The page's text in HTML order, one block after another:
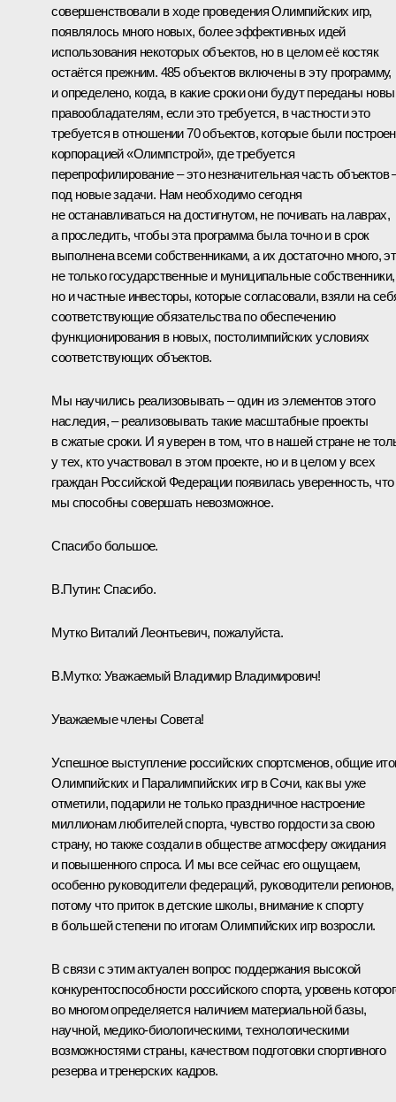
совершенствовали в ходе проведения Олимпийских игр,
появлялось много новых, более эффективных идей
использования некоторых объектов, но в целом её костяк
остаётся прежним. 485 объектов включены в эту программу,
и определено, когда, в какие сроки они будут переданы
правообладателям, если это требуется, в частности это
требуется в отношении 70 объектов, которые были
корпорацией «Олимпстрой», где требуется
перепрофилирование – это незначительная часть объектов
под новые задачи. Нам необходимо сегодня
не останавливаться на достигнутом, не почивать на лаврах,
а проследить, чтобы эта программа была точно и в срок
выполнена всеми собственниками, а их достаточно много,
не только государственные и муниципальные собственники,
но и частные инвесторы, которые согласовали, взяли на
соответствующие обязательства по обеспечению
функционирования в новых, постолимпийских условиях
соответствующих объектов.
Мы научились реализовывать – один из элементов этого
наследия, – реализовывать такие масштабные проекты
в сжатые сроки. И я уверен в том, что в нашей стране не
у тех, кто участвовал в этом проекте, но и в целом у всех
граждан Российской Федерации появилась уверенность, что
мы способны совершать невозможное.
Спасибо большое.
В.Путин: Спасибо.
Мутко Виталий Леонтьевич, пожалуйста.
В.Мутко:Уважаемый Владимир Владимирович!
Уважаемые члены Совета!
Успешное выступление российских спортсменов, общие
Олимпийских и Паралимпийских игр в Сочи, как вы уже
отметили, подарили не только праздничное настроение
миллионам любителей спорта, чувство гордости за свою
страну, но также создали в обществе атмосферу ожидания
и повышенного спроса. И мы все сейчас его ощущаем,
особенно руководители федераций, руководители регионов,
потому что приток в детские школы, внимание к спорту
в большей степени по итогам Олимпийских игр возросли.
В связи с этим актуален вопрос поддержания высокой
конкурентоспособности российского спорта, уровень
во многом определяется наличием материальной базы,
научной, медико-биологическими, технологическими
возможностями страны, качеством подготовки спортивного
резерва и тренерских кадров.